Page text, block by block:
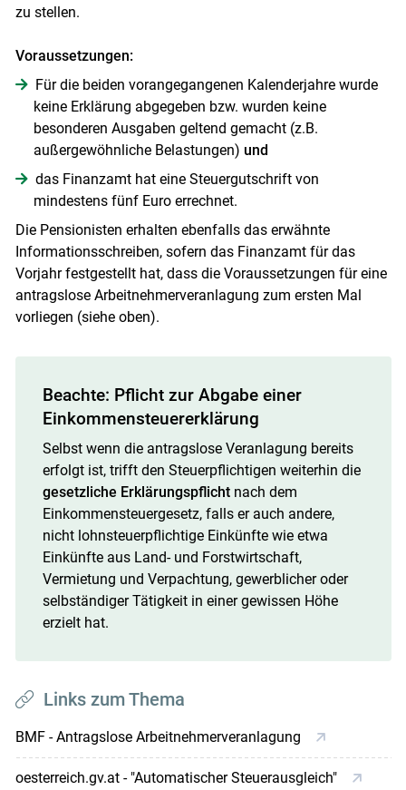
zu stellen.
Voraussetzungen:
Für die beiden vorangegangenen Kalenderjahre wurde
keine Erklärung abgegeben bzw. wurden keine
besonderen Ausgaben geltend gemacht (z.B.
außergewöhnliche Belastungen) und
das Finanzamt hat eine Steuergutschrift von
mindestens fünf Euro errechnet.
Die Pensionisten erhalten ebenfalls das erwähnte
Informationsschreiben, sofern das Finanzamt für das
Vorjahr festgestellt hat, dass die Voraussetzungen für eine
antragslose Arbeitnehmerveranlagung zum ersten Mal
vorliegen (siehe oben).
Beachte: Pflicht zur Abgabe einer
Einkommensteuererklärung
Selbst wenn die antragslose Veranlagung bereits
erfolgt ist, trifft den Steuerpflichtigen weiterhin die
gesetzliche Erklärungspflicht nach dem
Einkommensteuergesetz, falls er auch andere,
nicht lohnsteuerpflichtige Einkünfte wie etwa
Einkünfte aus Land- und Forstwirtschaft,
Vermietung und Verpachtung, gewerblicher oder
selbständiger Tätigkeit in einer gewissen Höhe
erzielt hat.
Links zum Thema
BMF - Antragslose Arbeitnehmerveranlagung
oesterreich.gv.at - "Automatischer Steuerausgleich"